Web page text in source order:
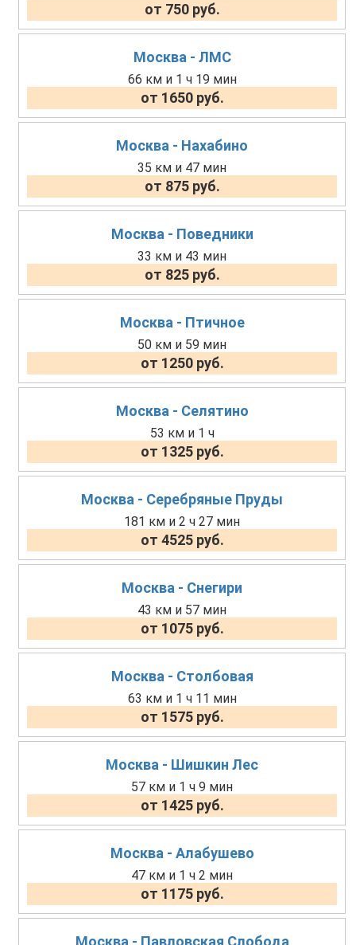
от 750 руб.
Москва - ЛМС
66 км и 1 ч 19 мин
от 1650 руб.
Москва - Нахабино
35 км и 47 мин
от 875 руб.
Москва - Поведники
33 км и 43 мин
от 825 руб.
Москва - Птичное
50 км и 59 мин
от 1250 руб.
Москва - Селятино
53 км и 1 ч
от 1325 руб.
Москва - Серебряные Пруды
181 км и 2 ч 27 мин
от 4525 руб.
Москва - Снегири
43 км и 57 мин
от 1075 руб.
Москва - Столбовая
63 км и 1 ч 11 мин
от 1575 руб.
Москва - Шишкин Лес
57 км и 1 ч 9 мин
от 1425 руб.
Москва - Алабушево
47 км и 1 ч 2 мин
от 1175 руб.
Москва - Павловская Слобода